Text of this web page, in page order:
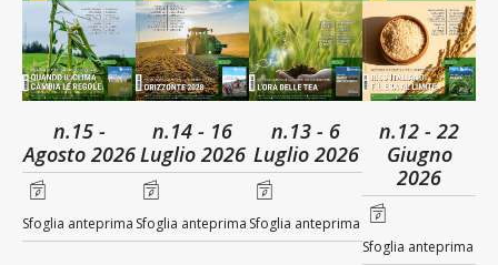
n.15 -
Agosto 2026
Sfoglia anteprima
n.14 - 16
Luglio 2026
Sfoglia anteprima
n.13 - 6
Luglio 2026
Sfoglia anteprima
n.12 - 22
Giugno
2026
Sfoglia anteprima